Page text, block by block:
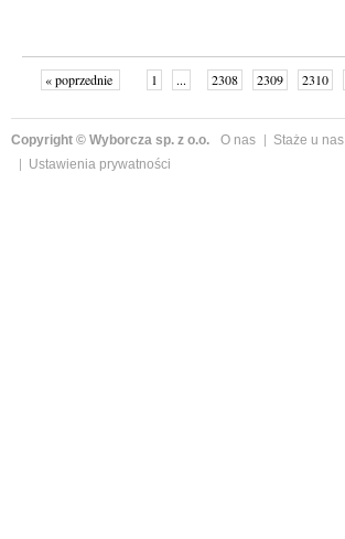
« poprzednie 1 ... 2308 2309 2310
Copyright © Wyborcza sp. z o.o. O nas Staże u nas
Ustawienia prywatności